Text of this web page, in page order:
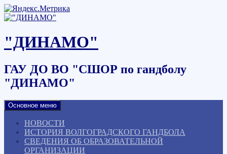
Наверх
"ДИНАМО"
ГАУ ДО ВО "СШОР по гандболу
"ДИНАМО"
Основное меню
НОВОСТИ
ИСТОРИЯ ВОЛГОГРАДСКОГО ГАНДБОЛА
СВЕДЕНИЯ ОБ ОБРАЗОВАТЕЛЬНОЙ
ОРГАНИЗАЦИИ